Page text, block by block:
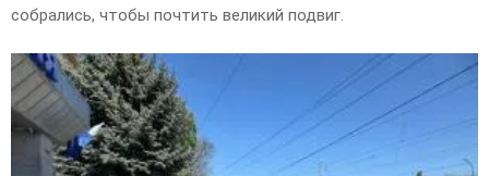
собрались, чтобы почтить великий подвиг.